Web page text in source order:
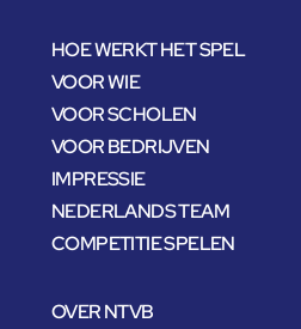
HOE WERKT HET SPEL
VOOR WIE
VOOR SCHOLEN
VOOR BEDRIJVEN
IMPRESSIE
NEDERLANDS TEAM
COMPETITIE SPELEN
OVER NTVB